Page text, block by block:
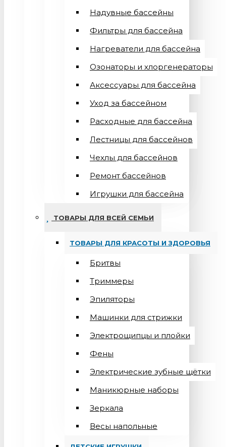
Надувные бассейны
Фильтры для бассейна
Нагреватели для бассейна
Озонаторы и хлоргенераторы
Аксессуары для бассейна
Уход за бассейном
Расходные для бассейна
Лестницы для бассейнов
Чехлы для бассейнов
Ремонт бассейнов
Игрушки для бассейна
ТОВАРЫ ДЛЯ ВСЕЙ СЕМЬИ
ТОВАРЫ ДЛЯ КРАСОТЫ И ЗДОРОВЬЯ
Бритвы
Триммеры
Эпиляторы
Машинки для стрижки
Электрощипцы и плойки
Фены
Электрические зубные щётки
Маникюрные наборы
Зеркала
Весы напольные